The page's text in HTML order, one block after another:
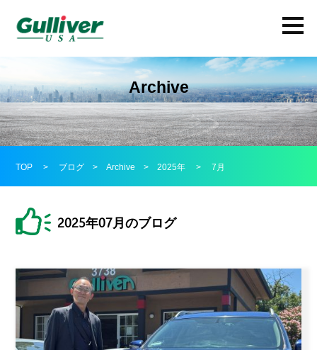
Archive
TOP > ブログ > Archive > 2025年 > 7月
2025年07月のブログ